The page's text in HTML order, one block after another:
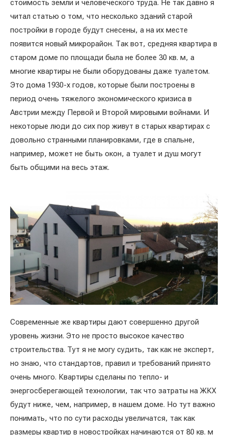
стоимость земли и человеческого труда. Не так давно я
читал статью о том, что несколько зданий старой
постройки в городе будут снесены, а на их месте
появится новый микрорайон. Так вот, средняя квартира в
старом доме по площади была не более 30 кв. м, а
многие квартиры не были оборудованы даже туалетом.
Это дома 1930-х годов, которые были построены в
период очень тяжелого экономического кризиса в
Австрии между Первой и Второй мировыми войнами. И
некоторые люди до сих пор живут в старых квартирах с
довольно странными планировками, где в спальне,
например, может не быть окон, а туалет и душ могут
быть общими на весь этаж.
Современные же квартиры дают совершенно другой
уровень жизни. Это не просто высокое качество
строительства. Тут я не могу судить, так как не эксперт,
но знаю, что стандартов, правил и требований принято
очень много. Квартиры сделаны по тепло- и
энергосберегающей технологии, так что затраты на ЖКХ
будут ниже, чем, например, в нашем доме. Но тут важно
понимать, что по сути расходы увеличатся, так как
размеры квартир в новостройках начинаются от 80 кв. м